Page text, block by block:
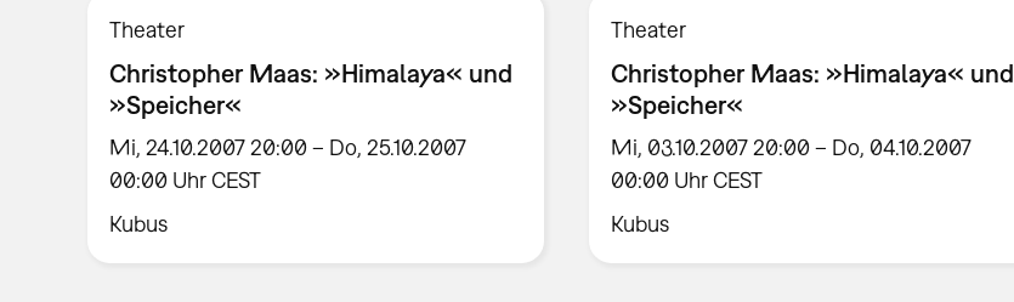
Theater
Christopher Maas: »Himalaya« und
»Speicher«
Mi, 24.10.2007 20:00 – Do, 25.10.2007
00:00 Uhr CEST
Kubus
Theater
Christopher Maas: »Himalaya« und
»Speicher«
Mi, 03.10.2007 20:00 – Do, 04.10.2007
00:00 Uhr CEST
Kubus